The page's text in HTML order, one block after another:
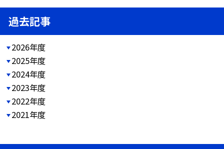
過去記事
2026年度
2025年度
2024年度
2023年度
2022年度
2021年度